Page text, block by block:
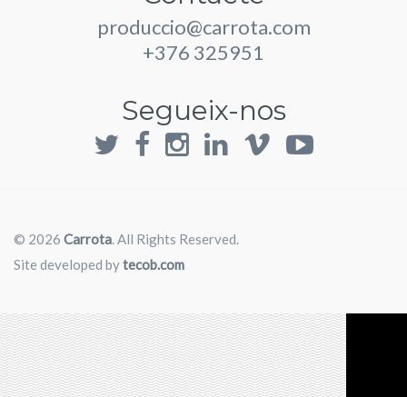
produccio@carrota.com
+376 325951
Segueix-nos
© 2026 Carrota. All Rights Reserved.
Site developed bytecob.com